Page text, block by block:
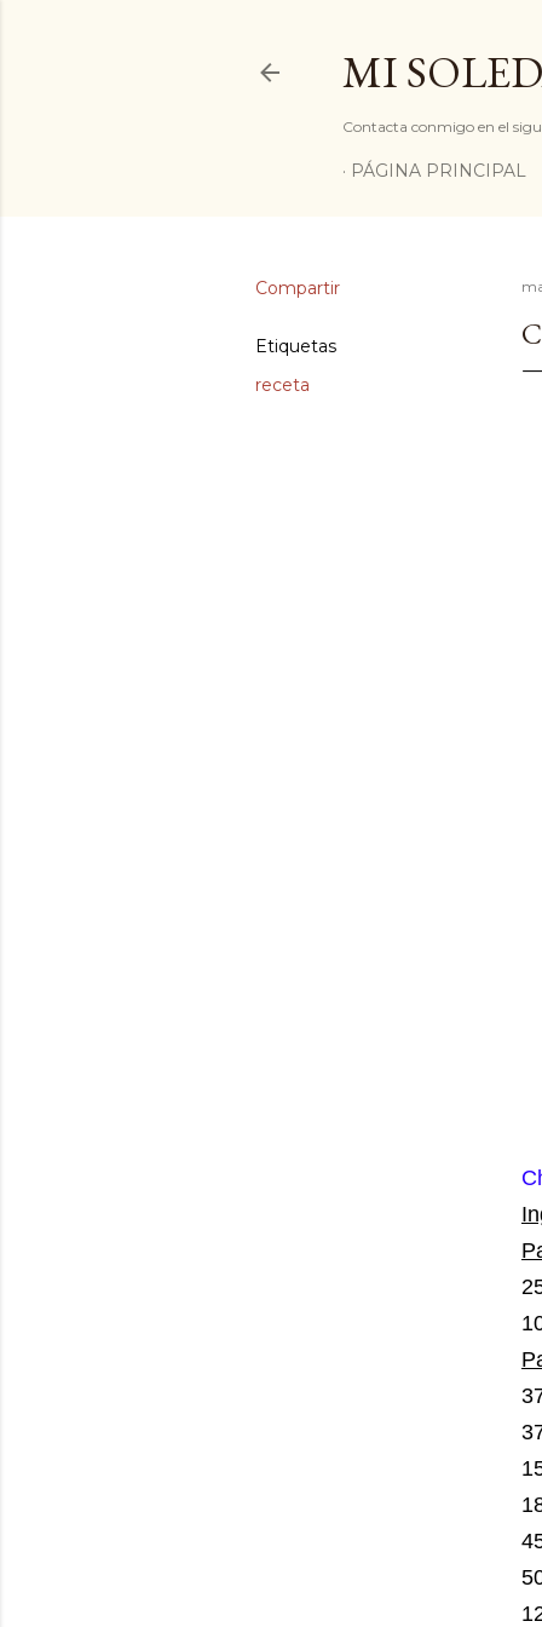
MI
Contacta conmigo en el
PÁGINA PRINCIPAL
Compartir
Etiquetas
receta